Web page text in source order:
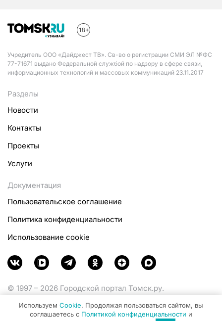
Учредитель ООО «Дайджест ТВ». Св-во о регистрации СМИ ЭЛ №ФС
77-71671 выдано Федеральной службой по надзору в сфере связи,
информационных технологий и массовых коммуникаций 23.11.2017
Разделы
Новости
Контакты
Проекты
Услуги
Документация
Пользовательское соглашение
Политика конфиденциальности
Использование cookie
© 1997 – 2026 Городской портал Томск.ру.
Министерства цифрового развития, связи и массовых
Используем Cookie. Продолжая пользоваться сайтом, вы
соглашаетесь с Политикой конфиденциальности и